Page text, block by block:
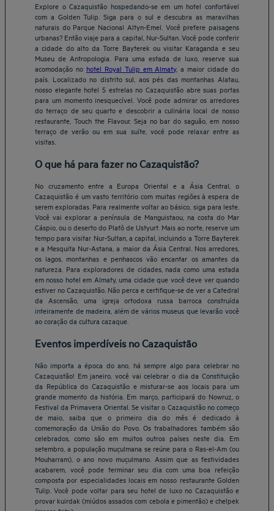
Explore o Cazaquistão hospedando-se em um hotel confortável
com a Golden Tulip. Siga para o sul e descubra as maravilhas
naturais do Parque Nacional Altyn-Emel. Você prefere paisagens
urbanas? Então viaje para a capital, Nur-Sultan. Você pode conferir
a cidade do alto da Torre Bayterek ou visitar Karaganda e seu
Museu de Antropologia. Para uma estada de luxo, reserve sua
acomodação no hotel Royal Tulip em Almaty, a maior cidade do
país. Localizado no distrito sul, aos pés das montanhas Alatau,
nosso elegante hotel 5 estrelas no Cazaquistão abre suas portas
para um momento inesquecível. Você pode admirar os arredores
do terraço de seu quarto e descobrir a culinária local de nosso
restaurante, Touch the Flavour. Seja no bar do saguão, em nosso
terraço de verão ou em sua suíte, você pode relaxar entre as
visitas.
O que há para fazer no Cazaquistão?
No cruzamento entre a Europa Oriental e a Ásia Central, o
Cazaquistão é um vasto território com muitas regiões à espera de
serem exploradas. Para realmente voltar ao básico, siga para leste.
Você vai explorar a península de Manguistaou, na costa do Mar
Cáspio, ou o deserto do Platô de Ustyurt. Mais ao norte, reserve um
tempo para visitar Nur-Sultan, a capital, incluindo a Torre Bayterek
e a Mesquita Nur-Astana, a maior da Ásia Central. Nos arredores,
os lagos, montanhas e penhascos vão encantar os amantes da
natureza. Para exploradores de cidades, nada como uma estada
em nosso hotel em Almaty, uma cidade que você deve ver quando
estiver no Cazaquistão. Não perca e certifique-se de ver a Catedral
da Ascensão, uma igreja ortodoxa russa barroca construída
inteiramente de madeira, além de vários museus que levarão você
ao coração da cultura cazaque.
Eventos imperdíveis no Cazaquistão
Não importa a época do ano, há sempre algo para celebrar no
Cazaquistão! Em janeiro, você vai celebrar o dia da Constituição
da República do Cazaquistão e misturar-se aos locais para um
grande momento da história. Em março, participará do Nowruz, o
Festival da Primavera Oriental. Se visitar o Cazaquistão no começo
de maio, saiba que o primeiro dia do mês é dedicado à
comemoração da União do Povo. Os trabalhadores também são
celebrados, como são em muitos outros países neste dia. Em
setembro, a população muçulmana se reúne para o Ras-el-Am (ou
Mouharram), o ano novo muçulmano. Assim que as festividades
acabarem, você pode terminar seu dia com uma boa refeição
composta por especialidades locais em nosso restaurante Golden
Tulip. Você pode voltar para seu hotel de luxo no Cazaquistão e
provar kuirdak (miúdos assados com cebola e pimentão) e chelpek
Belo Horizonte Hotéis
Brasília Hotéis
Braga Hotéis
Fortaleza Hotéis